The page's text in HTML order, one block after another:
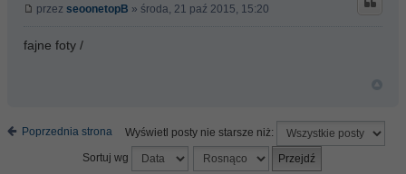
przez seoonetopB » środa, 21 paź 2015, 15:20
fajne foty /
Poprzednia strona
Wyświetl posty nie starsze niż:
Sortuj wg